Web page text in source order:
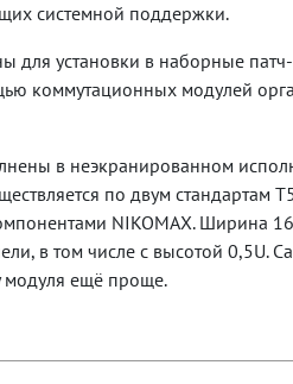
системной поддержки.
установки в наборные
коммутационных модулей
в неэкранированном
по двум стандартам
NIKOMAX. Ширина
в том числе с высотой 0,5U.
модуля ещё проще.